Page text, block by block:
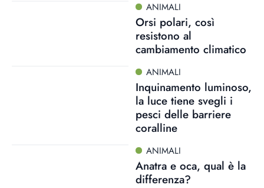
ANIMALI
Orsi polari, così
resistono al
cambiamento climatico
ANIMALI
Inquinamento luminoso,
la luce tiene svegli i
pesci delle barriere
coralline
ANIMALI
Anatra e oca, qual è la
differenza?